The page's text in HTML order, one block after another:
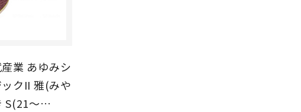
産業 あゆみシ
クII 雅(みや
S(21～